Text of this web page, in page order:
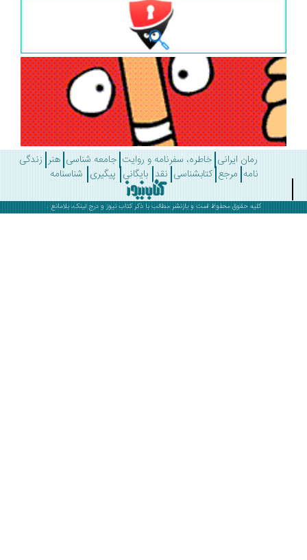
رمان ایرانی خاطره، سفرنامه و روایت جامعه شناسی هنر زندگی
مرجع کتابشناسی نقد بایگانی پیگیری شناسنامه
کلیه حقوق محفوظ است و بازنشر مطالب با ذکرکتاب نیوزو درج لینک، بلامانع .